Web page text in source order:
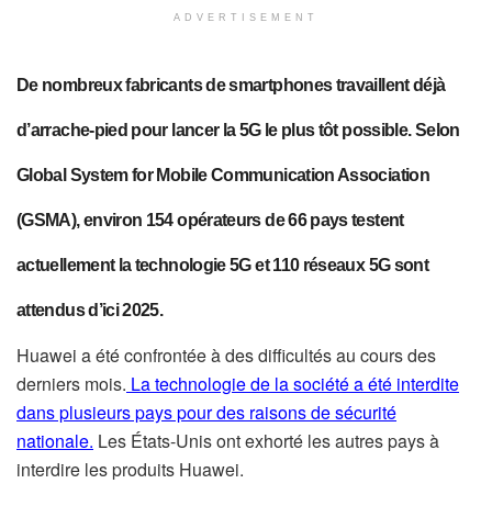
ADVERTISEMENT
De nombreux fabricants de smartphones travaillent déjà
d’arrache-pied pour lancer la 5G le plus tôt possible.Selon
Global System for Mobile Communication Association
(GSMA), environ 154 opérateurs de 66 pays testent
actuellement la technologie 5G et 110 réseaux 5G sont
attendus d’ici 2025.
Huawei a été confrontée à des difficultés au cours des
derniers mois. La technologie de la société a été interdite
dans plusieurs pays pour des raisons de sécurité
nationale. Les États-Unis ont exhorté les autres pays à
interdire les produits Huawei.